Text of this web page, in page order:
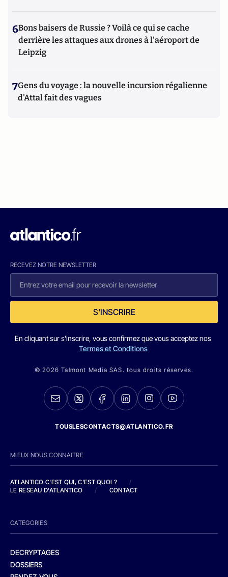
6Bons baisers de Russie ? Voilà ce qui se cache
derrière les attaques aux drones à l'aéroport de
Leipzig
7Gens du voyage : la nouvelle incursion régalienne
d'Attal fait des vagues
RECEVEZ NOTRE NEWSLETTER
S'INSCRIRE
En cliquant sur s'inscrire, vous confirmez que vous acceptez nos
Termes et Conditions
© 2026 Talmont Media SAS. tous droits réservés.
TOUSLESCONTACTS@ATLANTICO.FR
MIEUX NOUS CONNAITRE
ATLANTICO C'EST QUI, C'EST QUOI ?
/
LE RESEAU D'ATLANTICO
/ CONTACT
CATEGORIES
DECRYPTAGES
DOSSIERS